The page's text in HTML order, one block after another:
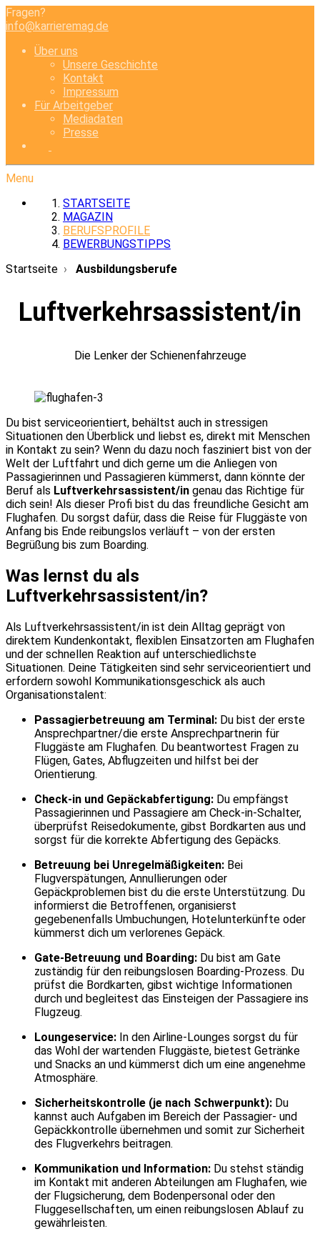
Fragen?
info@karrieremag.de
Über uns
Unsere Geschichte
Kontakt
Impressum
Für Arbeitgeber
Mediadaten
Presse
Menu
STARTSEITE
MAGAZIN
BERUFSPROFILE
BEWERBUNGSTIPPS
Startseite
Ausbildungsberufe
Luftverkehrsassistent/in
Die Lenker der Schienenfahrzeuge
Du bist serviceorientiert, behältst auch in stressigen
Situationen den Überblick und liebst es, direkt mit Menschen
in Kontakt zu sein? Wenn du dazu noch fasziniert bist von der
Welt der Luftfahrt und dich gerne um die Anliegen von
Passagierinnen und Passagieren kümmerst, dann könnte der
Beruf als Luftverkehrsassistent/in genau das Richtige für
dich sein! Als dieser Profi bist du das freundliche Gesicht am
Flughafen. Du sorgst dafür, dass die Reise für Fluggäste von
Anfang bis Ende reibungslos verläuft – von der ersten
Begrüßung bis zum Boarding.
Was lernst du als
Luftverkehrsassistent/in?
Als Luftverkehrsassistent/in ist dein Alltag geprägt von
direktem Kundenkontakt, flexiblen Einsatzorten am Flughafen
und der schnellen Reaktion auf unterschiedlichste
Situationen. Deine Tätigkeiten sind sehr serviceorientiert und
erfordern sowohl Kommunikationsgeschick als auch
Organisationstalent:
Passagierbetreuung am Terminal: Du bist der erste
Ansprechpartner/die erste Ansprechpartnerin für
Fluggäste am Flughafen. Du beantwortest Fragen zu
Flügen, Gates, Abflugzeiten und hilfst bei der
Orientierung.
Check-in und Gepäckabfertigung: Du empfängst
Passagierinnen und Passagiere am Check-in-Schalter,
überprüfst Reisedokumente, gibst Bordkarten aus und
sorgst für die korrekte Abfertigung des Gepäcks.
Betreuung bei Unregelmäßigkeiten: Bei
Flugverspätungen, Annullierungen oder
Gepäckproblemen bist du die erste Unterstützung. Du
informierst die Betroffenen, organisierst
gegebenenfalls Umbuchungen, Hotelunterkünfte oder
kümmerst dich um verlorenes Gepäck.
Gate-Betreuung und Boarding: Du bist am Gate
zuständig für den reibungslosen Boarding-Prozess. Du
prüfst die Bordkarten, gibst wichtige Informationen
durch und begleitest das Einsteigen der Passagiere ins
Flugzeug.
Loungeservice: In den Airline-Lounges sorgst du für
das Wohl der wartenden Fluggäste, bietest Getränke
und Snacks an und kümmerst dich um eine angenehme
Atmosphäre.
Sicherheitskontrolle (je nach Schwerpunkt): Du
kannst auch Aufgaben im Bereich der Passagier- und
Gepäckkontrolle übernehmen und somit zur Sicherheit
des Flugverkehrs beitragen.
Kommunikation und Information: Du stehst ständig
im Kontakt mit anderen Abteilungen am Flughafen, wie
der Flugsicherung, dem Bodenpersonal oder den
Fluggesellschaften, um einen reibungslosen Ablauf zu
gewährleisten.